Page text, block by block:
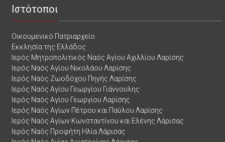
Ιστότοποι
Οικουμενικό Πατριαρχείο
Εκκλησία της Ελλάδος
Ιερός Μητροπολιτικός Ναός Αγίου Αχιλλίου Λαρίσης
Ιερός Ναός Αγίου Νικολάου Λαρίσης
Ιερός Ναός Ζωοδόχου Πηγής Λαρίσης
Ιερός Ναός Αγίου Γεωργίου Γιάννουλης
Ιερός Ναός Αγίου Γεωργίου Λαρίσης
Ιερός Ναός Αγίων Πέτρου και Παύλου Λαρίσης
Ιερός Ναός Αγίων Κωνσταντίνου και Ελένης Λάρισας
Ιερός Ναός Προφήτη Ηλία Λάρισας